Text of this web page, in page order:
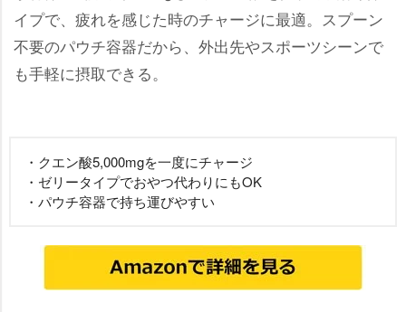
イプで、疲れを感じた時のチャージに最適。スプーン
不要のパウチ容器だから、外出先やスポーツシーンで
も手軽に摂取できる。
・クエン酸5,000mgを一度にチャージ
・ゼリータイプでおやつ代わりにもOK
・パウチ容器で持ち運びやすい